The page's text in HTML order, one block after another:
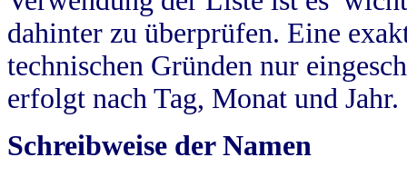
dahinter zu überprüfen. Eine
technischen Gründen nur
erfolgt nach Tag, Monat und Jahr.
Schreibweise der Namen